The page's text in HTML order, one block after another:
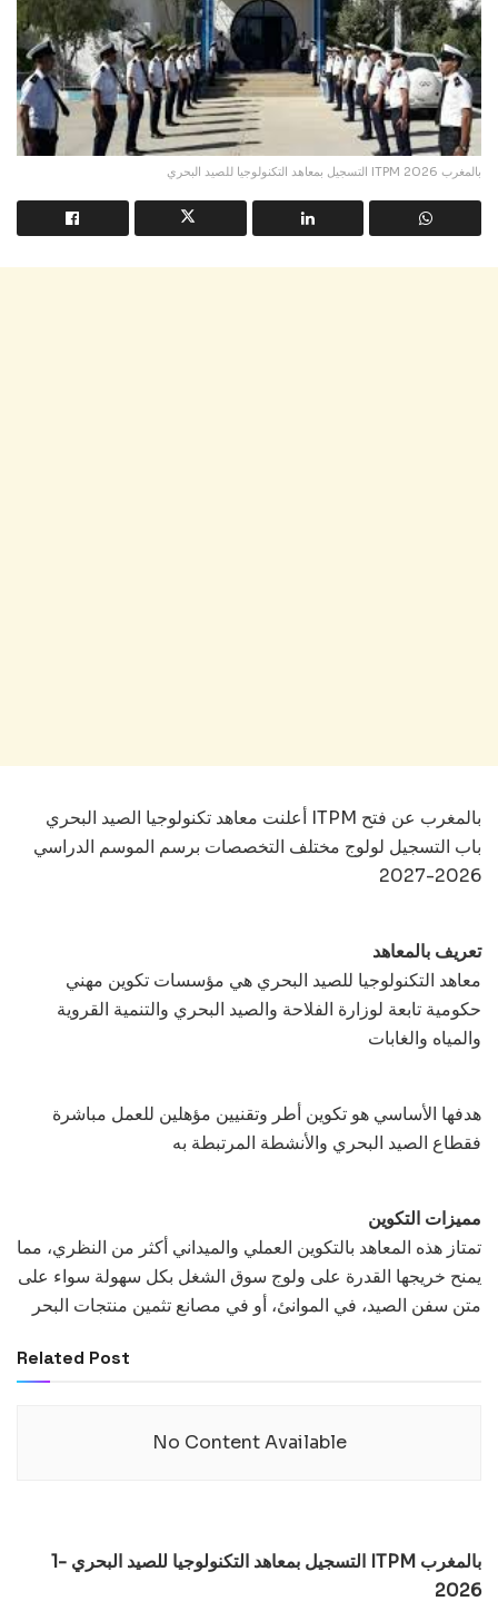
التسجيل بمعاهد التكنولوجيا للصيد البحري ITPM بالمغرب 2026
أعلنت معاهد تكنولوجيا الصيد البحري ITPM بالمغرب عن فتح
باب التسجيل لولوج مختلف التخصصات برسم الموسم الدراسي
2026-2027
تعريف بالمعاهد
معاهد التكنولوجيا للصيد البحري هي مؤسسات تكوين مهني
حكومية تابعة لوزارة الفلاحة والصيد البحري والتنمية القروية
والمياه والغابات
هدفها الأساسي هو تكوين أطر وتقنيين مؤهلين للعمل مباشرة
فقطاع الصيد البحري والأنشطة المرتبطة به
مميزات التكوين
تمتاز هذه المعاهد بالتكوين العملي والميداني أكثر من النظري، مما
يمنح خريجها القدرة على ولوج سوق الشغل بكل سهولة سواء على
متن سفن الصيد، في الموانئ، أو في مصانع تثمين منتجات البحر
Related Post
No Content Available
1- التسجيل بمعاهد التكنولوجيا للصيد البحري ITPM بالمغرب
2026